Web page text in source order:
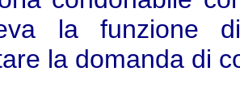
la funzione
la domanda di